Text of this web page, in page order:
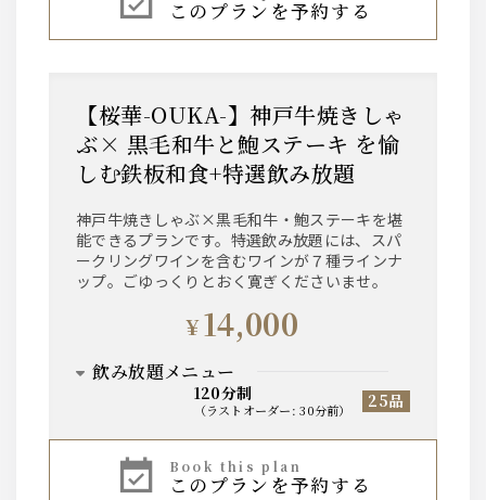
ワイン
【泡】ラルス・ブリュット
リア シャルドネ
ウィスキー
サワー
レモンサワー/柚子サワー/緑茶ハイ
文楽
カシス/オレンジ・ソーダ・ウーロン ・ グレープ
フルーツ
ライチ/オレンジ・ソーダ・ウーロン ・ グレープ
このプランを予約する
【桜華-OUKA-】神戸牛焼きしゃ
ぶ× 黒毛和牛と鮑ステーキ を愉
しむ鉄板和食+特選飲み放題
神戸牛焼きしゃぶ×黒毛和牛・鮑ステーキを堪
能できるプランです。特選飲み放題には、スパ
ークリングワインを含むワインが７種ラインナ
ップ。ごゆっくりとおく寛ぎくださいませ。
¥14,000
飲み放題メニュー
120分制
（ ラストオーダー:30分前） 25品
ビール
サントリー・ザ・プレミアム・モルツ 香るエー
book this plan
このプランを予約する